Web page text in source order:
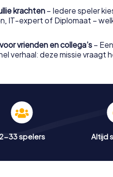
krachten – Iedere speler
IT-expert of Diplomaat –
vrienden en collega’s –
verhaal: deze missie vraagt
2-33 spelers Altijd